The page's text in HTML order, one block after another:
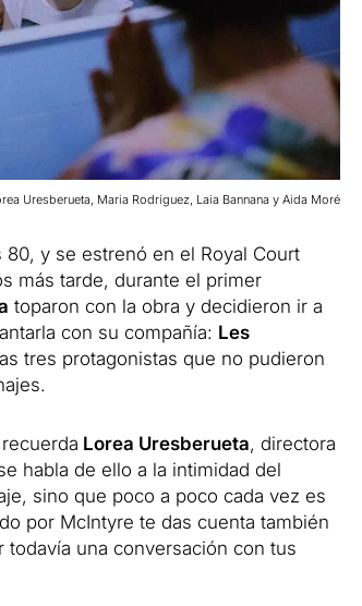
Uresberueta, Maria Rodríguez, Laia Bannana y Aida Moré
y se estrenó en el Royal Court
más tarde, durante el primer
toparon con la obra y decidieron ir a
con su compañía: Les
tres protagonistas que no pudieron
Lorea Uresberueta, directora
habla de ello a la intimidad del
sino que poco a poco cada vez es
por McIntyre te das cuenta también
todavía una conversación con tus